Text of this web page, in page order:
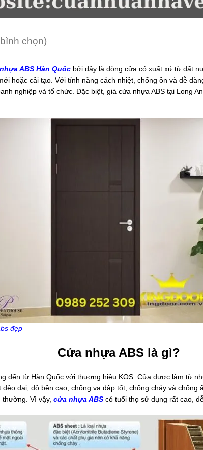
chọn)
ABS Hàn Quốc bởi đây là dòng cửa có xuất xứ từ đất
hoặc cải tạo. Với tính năng cách nhiệt, chống ồn và dễ
nghiệp và tổ chức. Đặc biệt, giá cửa nhựa ABS tại Long
đẹp
Cửa nhựa ABS là gì?
đến từ Hàn Quốc với thương hiệu KOS. Cửa được làm từ
dai, độ bền cao, chống va đập tốt, chống cháy và chống
Vì vậy, cửa nhựa ABS có tuổi thọ sử dụng rất cao,